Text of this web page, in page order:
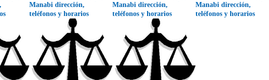
Manabi dirección,
teléfonos y horarios
Manabi dirección,
teléfonos y horarios
Manabi dirección,
teléfonos y horarios